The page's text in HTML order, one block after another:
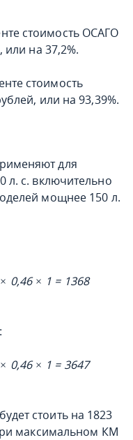
стоимость ОСАГО
или на 37,2%.
стоимость
или на 93,39%.
для
л. с. включительно
мощнее 150 л.
0,46 × 1 = 1368
0,46 × 1 = 3647
стоить на 1823
максимальном КМ